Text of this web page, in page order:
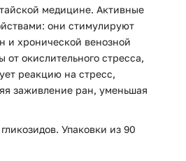
медицине. Активные
они стимулируют
и хронической венозной
окислительного стресса,
реакцию на стресс,
заживление ран, уменьшая
Упаковки из 90